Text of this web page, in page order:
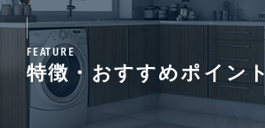
FEATURE
特徴・おすすめポイント